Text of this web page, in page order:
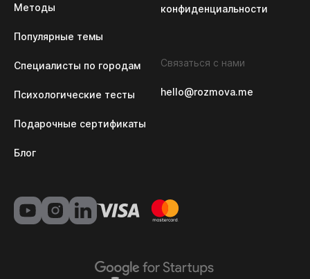
Методы
Популярные темы
Специалисты по городам
Психологические тесты
Подарочные сертификаты
Блог
конфиденциальности
Связаться с нами
hello@rozmova.me